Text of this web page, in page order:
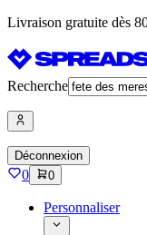
Livraison gratuite dès
Recherche
Déconnexion
0 0
Personnaliser